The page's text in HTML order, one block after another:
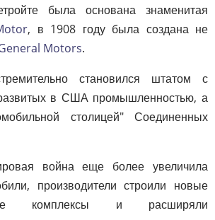
была основана знаменитая
, в 1908 году была создана не
Motors.
становился штатом с
в США промышленностью, а
столицей" Соединенных
война еще более увеличила
производители строили новые
комплексы и расширяли